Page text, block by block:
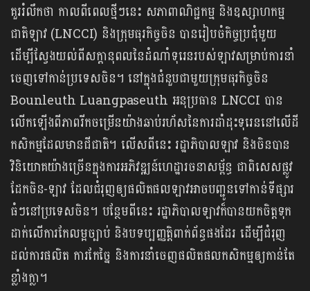
គួររំលឹកថា កាលពីពេលថ្មីៗនេះ សភាពាណិជ្ជកម្ម និងឧស្សាហកម្ម
ជាតិឡាវ (LNCCI) និងក្រុមធុរកិច្ចចិន បានរៀបចំកិច្ចប្រជុំមួយ
ដើម្បីស្វែងយល់ពីសក្តានុពលនៃដំណាំទុរេនរបស់ឡាវសម្រាប់ការនាំ
ចេញទៅកាន់ប្រទេសចិន។ នៅក្នុងជំនួបជាមួយក្រុមធុរកិច្ចចិន
Bounleuth Luangpaseuth អនុប្រធាន LNCCI បាន
លើកឡើងពីភាពរីកចម្រើនយ៉ាងឆាប់រហ័សនៃការដាំដុះទុរេននៅលើដី
កសិកម្មដែលមានជីជាតិ។ លើសពីនេះ រដ្ឋាភិបាលឡាវ និងចិនបាន
វិនិយោគយ៉ាងច្រើនក្នុងការអភិវឌ្ឍន៍ហេដ្ឋារចនាសម្ព័ន្ធ ជាពិសេសផ្លូវ
ដែកចិន-ឡាវ ដែលជំរុញឲ្យផលិតផលឡាវអាចបញ្ជូនទៅកាន់ទីផ្សារ
ធំៗនៅប្រទេសចិន។ បន្ថែមពីនេះ រដ្ឋាភិបាលឡាវក៏បានយកចិត្តទុក
ដាក់លើការកែលម្អច្បាប់ និងបទប្បញ្ញត្តិពាក់ព័ន្ធផងដែរ ដើម្បីជំរុញ
ដល់ការផលិត ការកែច្នៃ និងការនាំចេញផលិតផលកសិកម្មឲ្យកាន់តែ
ខ្លាំងក្លា។